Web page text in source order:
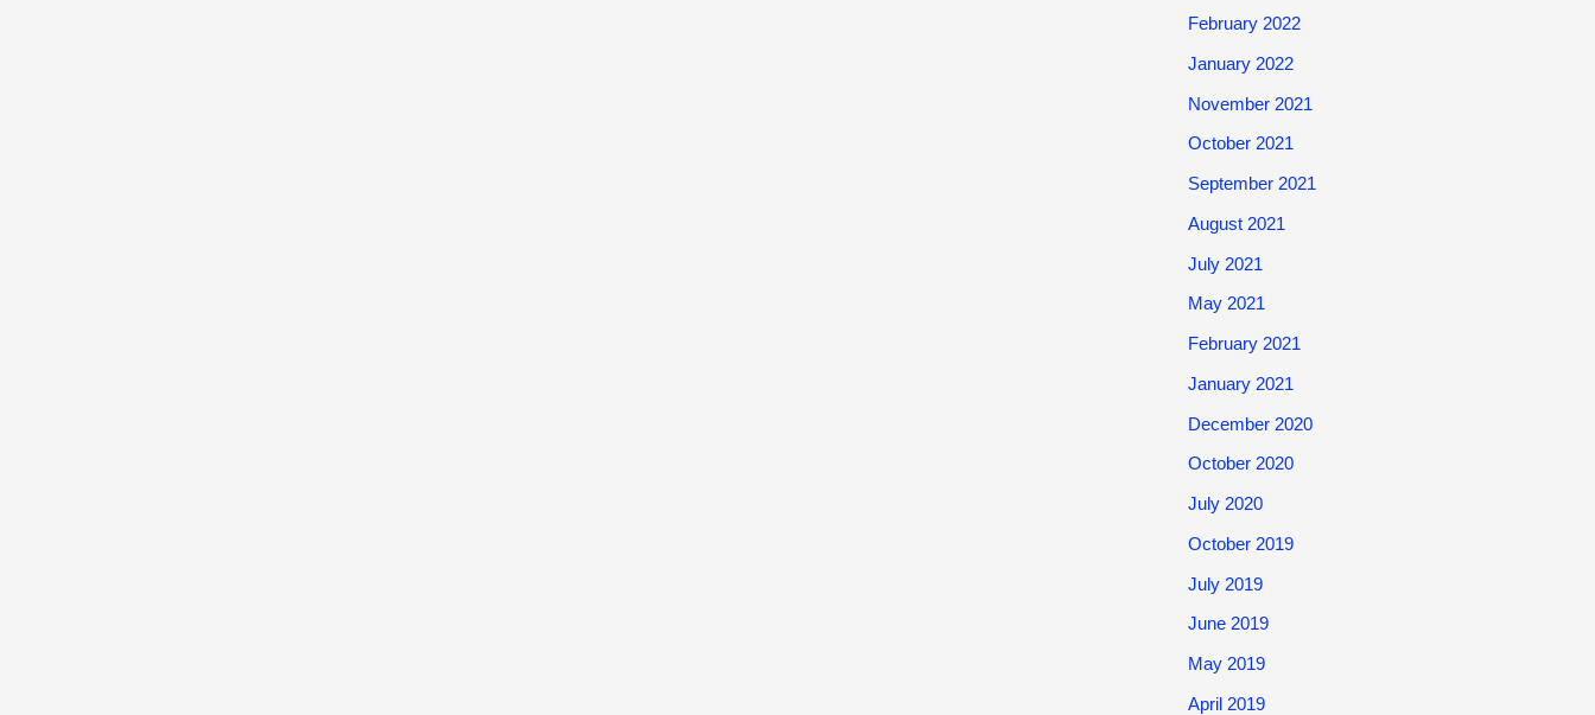
February 2022
January 2022
November 2021
October 2021
September 2021
August 2021
July 2021
May 2021
February 2021
January 2021
December 2020
October 2020
July 2020
October 2019
July 2019
June 2019
May 2019
April 2019